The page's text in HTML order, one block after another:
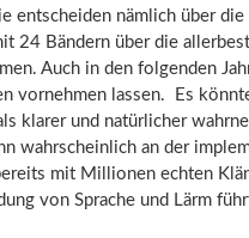
entscheiden nämlich über
24 Bändern über die
Auch in den folgenden
vornehmen lassen. Es
klarer und natürlicher
wahrscheinlich an der
mit Millionen echten
von Sprache und Lärm